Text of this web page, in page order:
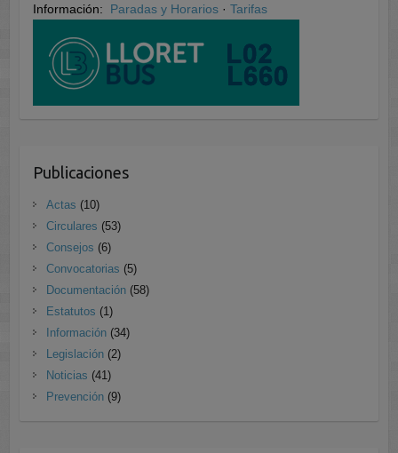
Información: Paradas y Horarios · Tarifas
Publicaciones
Actas (10)
Circulares (53)
Consejos (6)
Convocatorias (5)
Documentación(58)
Estatutos (1)
Información(34)
Legislación(2)
Noticias (41)
Prevención(9)